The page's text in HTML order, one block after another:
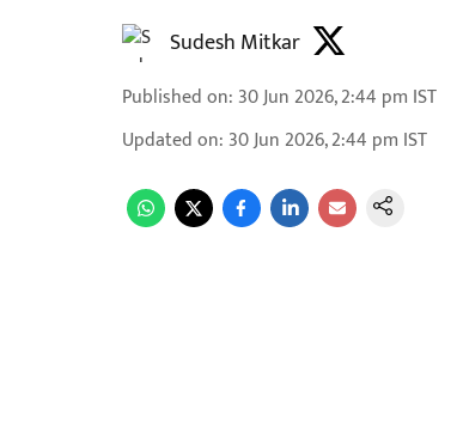
Sudesh Mitkar
Published on: 30 Jun 2026, 2:44 pm IST
Updated on: 30 Jun 2026, 2:44 pm IST